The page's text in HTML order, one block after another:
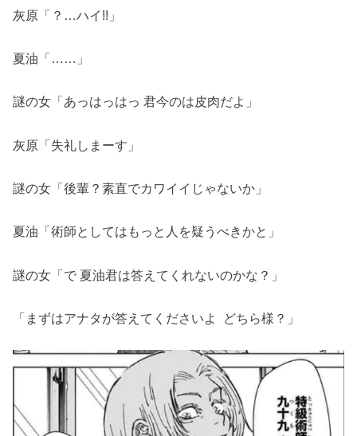
灰原「？…ハイ!!」
夏油「……」
謎の女「あっはっはっ 君今のは皮肉だよ」
灰原「失礼しまーす」
謎の女「後輩？素直でカワイイじゃないか」
夏油「術師としてはもっと人を疑うべきかと」
謎の女「で 夏油君は答えてくれないのかな？」
「まずはアナタが答えてくださいよ どちら様？」